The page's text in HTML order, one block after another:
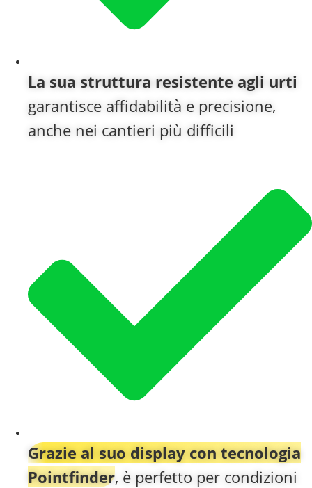
La sua struttura resistente agli urti
garantisce affidabilità e precisione,
anche nei cantieri più difficili
Grazie al suo display con tecnologia
Pointfinder, è perfetto per condizioni